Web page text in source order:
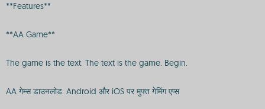
**Features**
**AA Game**
The game is the text. The text is the game. Begin.
AA गेम्स डाउनलोड: Android और iOS पर मुफ्त गेमिंग एप्स